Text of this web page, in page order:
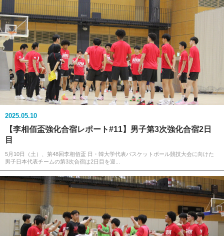
2025.05.10
【李相佰盃強化合宿レポート#11】男子第3次強化合宿2日
目
5月10日（土）、第48回李相佰盃 日・韓大学代表バスケットボール競技大会に向けた
男子日本代表チームの第3次合宿は2日目を迎...